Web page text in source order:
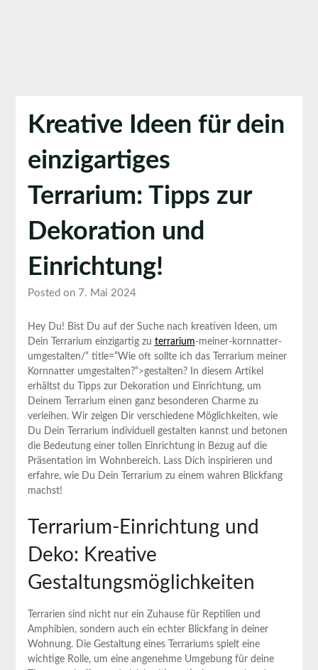
Kreative Ideen für dein
einzigartiges
Terrarium: Tipps zur
Dekoration und
Einrichtung!
Posted on 7. Mai 2024
Hey Du! Bist Du auf der Suche nach kreativen Ideen, um
Dein Terrarium einzigartig zu terrarium-meiner-kornnatter-
umgestalten/“ title=“Wie oft sollte ich das Terrarium meiner
Kornnatter umgestalten?“>gestalten? In diesem Artikel
erhältst du Tipps zur Dekoration und Einrichtung, um
Deinem Terrarium einen ganz besonderen Charme zu
verleihen. Wir zeigen Dir verschiedene Möglichkeiten, wie
Du Dein Terrarium individuell gestalten kannst und betonen
die Bedeutung einer tollen Einrichtung in Bezug auf die
Präsentation im Wohnbereich. Lass Dich inspirieren und
erfahre, wie Du Dein Terrarium zu einem wahren Blickfang
machst!
Terrarium-Einrichtung und
Deko: Kreative
Gestaltungsmöglichkeiten
Terrarien sind nicht nur ein Zuhause für Reptilien und
Amphibien, sondern auch ein echter Blickfang in deiner
Wohnung. Die Gestaltung eines Terrariums spielt eine
wichtige Rolle, um eine angenehme Umgebung für deine